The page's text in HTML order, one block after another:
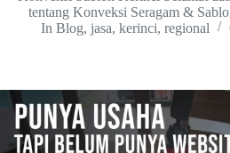
tentang Konveksi Seragam &
In Blog, jasa,kerinci,regional